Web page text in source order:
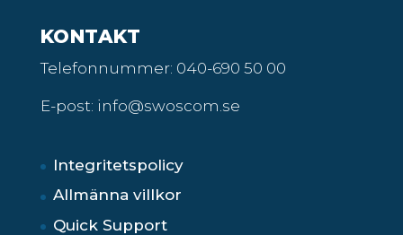
KONTAKT
Telefonnummer: 040-690 50 00
E-post: info@swoscom.se
Integritetspolicy
Allmänna villkor
Quick Support